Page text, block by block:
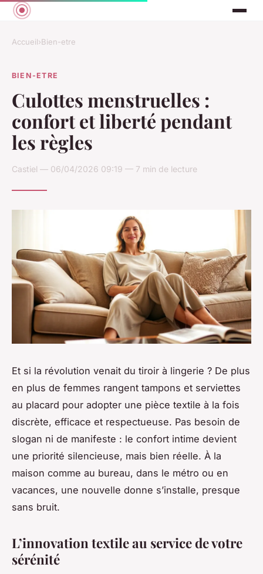
Accueil›Bien-etre
BIEN-ETRE
Culottes menstruelles :
confort et liberté pendant
les règles
Castiel — 06/04/2026 09:19 — 7 min de lecture
Et si la révolution venait du tiroir à lingerie ? De plus
en plus de femmes rangent tampons et serviettes
au placard pour adopter une pièce textile à la fois
discrète, efficace et respectueuse. Pas besoin de
slogan ni de manifeste : le confort intime devient
une priorité silencieuse, mais bien réelle. À la
maison comme au bureau, dans le métro ou en
vacances, une nouvelle donne s’installe, presque
sans bruit.
L’innovation textile au service de votre
sérénité